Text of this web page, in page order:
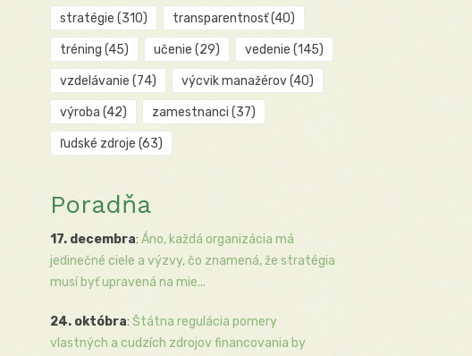
stratégie (310) transparentnosť(40)
tréning (45) učenie (29) vedenie (145)
vzdelávanie (74) výcvik manažérov(40)
výroba (42) zamestnanci (37)
ľudské zdroje (63)
Poradňa
17. decembra: Áno, každá organizácia má
jedinečné ciele a výzvy, čo znamená, že stratégia
musí byť upravená na mie...
24. októbra: Štátna regulácia pomery
vlastných a cudzích zdrojov financovania by